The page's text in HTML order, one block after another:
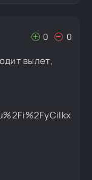
0 0
вылет,